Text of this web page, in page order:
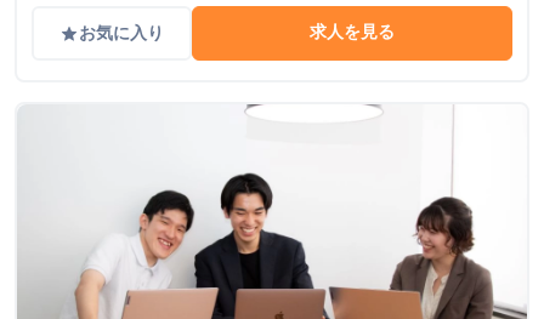
gradeお気に入り 求人を見る